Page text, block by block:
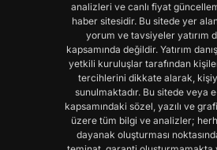
analizleri ve canlı fiyat
haber sitesidir. Bu sitede yer
yorum ve tavsiyeler yatırım
kapsamında değildir. Yatırım
yetkili kuruluşlar tarafından
tercihlerini dikkate alarak,
sunulmaktadır. Bu sitede veya
kapsamındaki sözel, yazılı ve
üzere tüm bilgi ve analizler;
dayanak oluşturması